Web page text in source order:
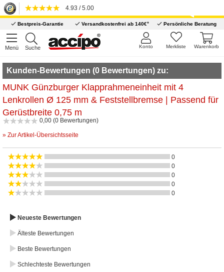
4.93 / 5.00
Bestpreis-Garantie Versandkostenfrei ab 140€* Persönliche Beratung
Menü Suche Warenkorb
Merkliste
Konto
Kunden-Bewertungen (0 Bewertungen) zu:
MUNK Günzburger Klapprahmeneinheit mit 4
Lenkrollen Ø 125 mm & Feststellbremse | Passend für
Gerüstbreite 0,75 m
0,00 (0 Bewertungen)
» Zur Artikel-Übersichtsseite
0
0
0
0
0
Neueste Bewertungen
Älteste Bewertungen
Beste Bewertungen
Schlechteste Bewertungen